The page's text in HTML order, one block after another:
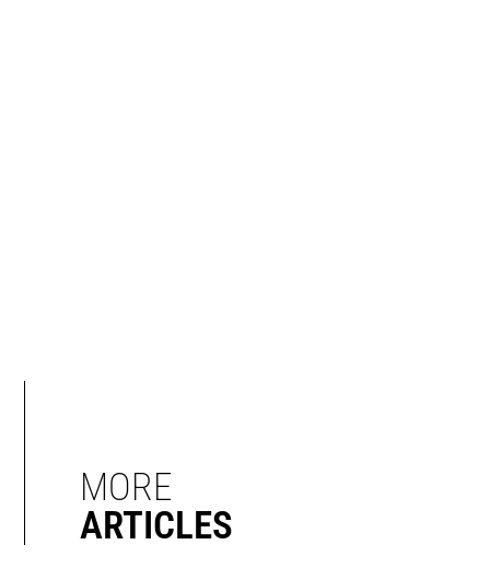
MORE
ARTICLES